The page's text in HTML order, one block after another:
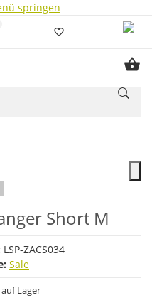
springen
ist leer
Short M
LSP-ZACS034
Sale
Lager